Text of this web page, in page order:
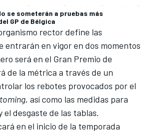
se someterán a pruebas más
GP de Bélgica
rector define las
entrarán en vigor en dos momentos
será en el Gran Premio de
de la métrica a través de un
los rebotes provocados por el
, así como las medidas para
el desgaste de las tablas.
en el inicio de la temporada